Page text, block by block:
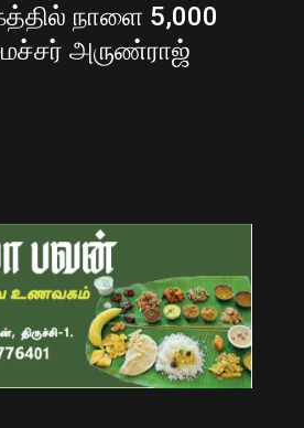
நாளை 5,000
அருண்ராஜ்